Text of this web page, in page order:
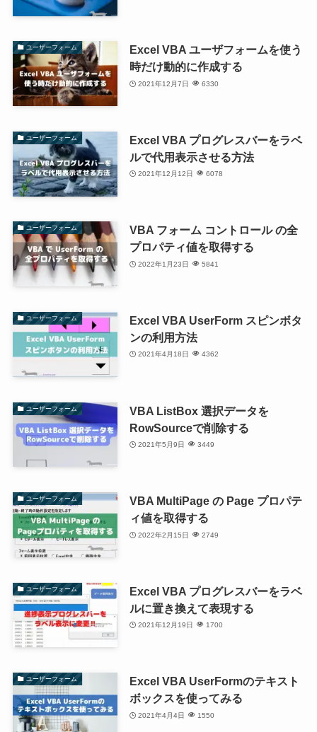
ユーザーフォーム
Excel VBA ユーザフォームを使う
時だけ動的に作成する
2021年12月7日 6330
ユーザーフォーム
Excel VBA プログレスバーをラベ
ルで代用表示させる方法
2021年12月12日 6078
ユーザーフォーム
VBA フォーム コントロール の全
プロパティ値を取得する
2022年1月23日 5841
ユーザーフォーム
Excel VBA UserForm スピンボタ
ンの利用方法
2021年4月18日 4362
ユーザーフォーム
VBA ListBox 選択データを
RowSourceで削除する
2021年5月9日 3449
ユーザーフォーム
VBA MultiPage の Page プロパテ
ィ値を取得する
2022年2月15日 2749
ユーザーフォーム
Excel VBA プログレスバーをラベ
ルに置き換えて表現する
2021年12月19日 1700
ユーザーフォーム
Excel VBA UserFormのテキスト
ボックスを使ってみる
2021年4月4日 1550